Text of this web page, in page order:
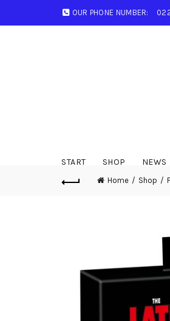
OUR PHONE NUMBER:
START SHOP NEWS
Home Shop